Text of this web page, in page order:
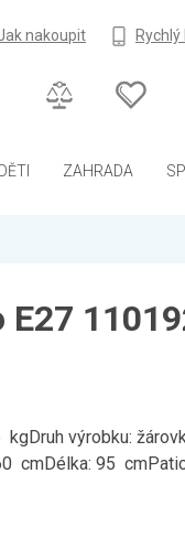
nakoupit
ZAHRADA
E27
výrobku:
cmDélka: 95